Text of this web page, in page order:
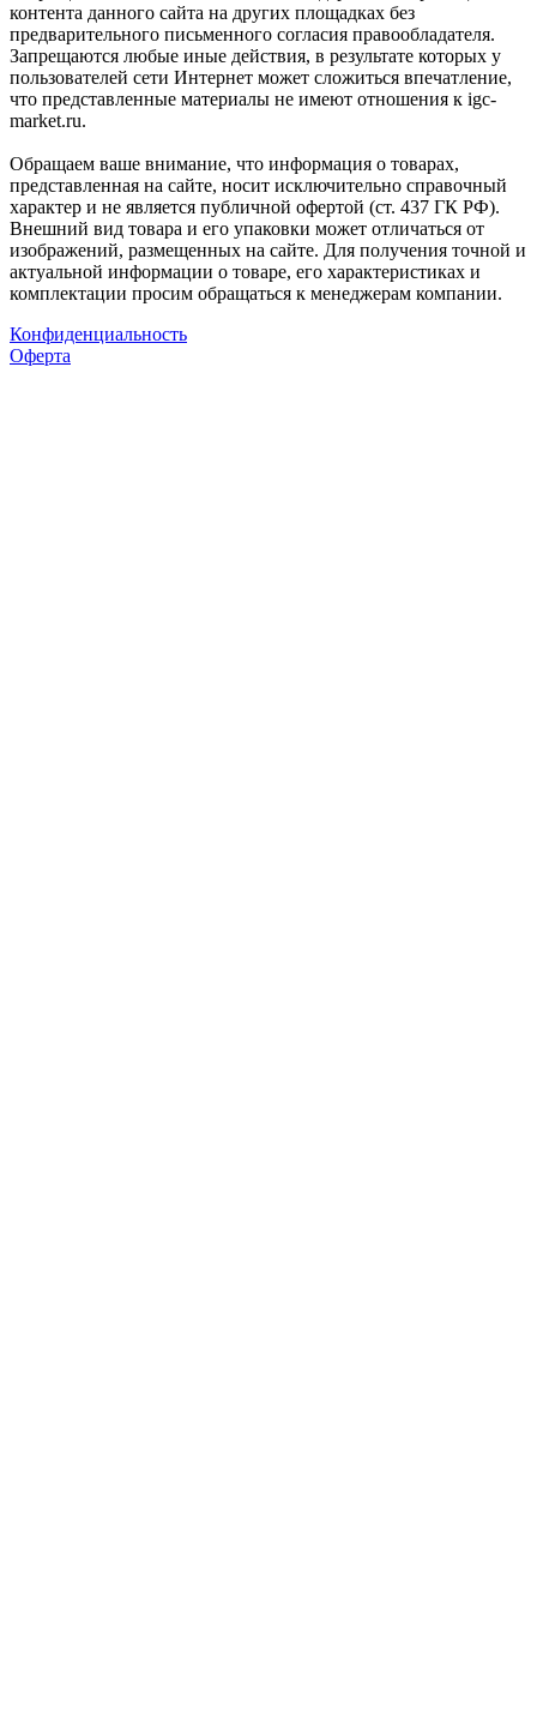
контента данного сайта на других площадках без
предварительного письменного согласия правообладателя.
Запрещаются любые иные действия, в результате которых у
пользователей сети Интернет может сложиться впечатление,
что представленные материалы не имеют отношения к igc-
market.ru.
Обращаем ваше внимание, что информация о товарах,
представленная на сайте, носит исключительно справочный
характер и не является публичной офертой (ст. 437 ГК РФ).
Внешний вид товара и его упаковки может отличаться от
изображений, размещенных на сайте. Для получения точной и
актуальной информации о товаре, его характеристиках и
комплектации просим обращаться к менеджерам компании.
Конфиденциальность
Оферта